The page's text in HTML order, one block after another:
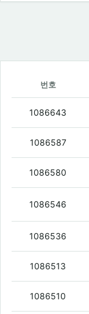
번호
1086643
1086587
1086580
1086546
1086536
1086513
1086510